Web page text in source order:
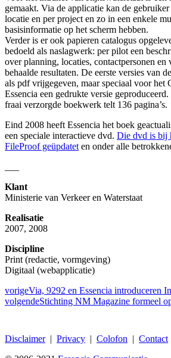
gemaakt. Via de applicatie kan de
locatie en per project en zo in een enkele
basisinformatie op het scherm hebben.
Verder is er ook papieren catalogus
bedoeld als naslagwerk: per pilot een
over planning, locaties, contactpersonen en
behaalde resultaten. De eerste versies van
als pdf vrijgegeven, maar speciaal voor het
Essencia een gedrukte versie
fraai verzorgde boekwerk telt 136 pagina’s.
Eind 2008 heeft Essencia het boek
een speciale interactieve dvd. Die dvd is bij
FileProof geüpdatet en onder alle
Klant
Ministerie van Verkeer en Waterstaat
Realisatie
2007, 2008
Discipline
Print (redactie, vormgeving)
Digitaal (webapplicatie)
vorigeVia, 9292 en Essencia introduceren
volgendeStichting NM Magazine formeel
Disclaimer| Privacy | Colofon | Contact